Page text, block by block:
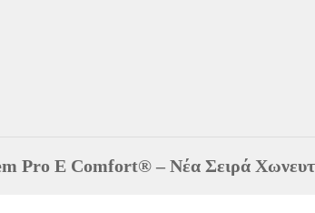
Pro E Comfort® – Νέα Σειρά